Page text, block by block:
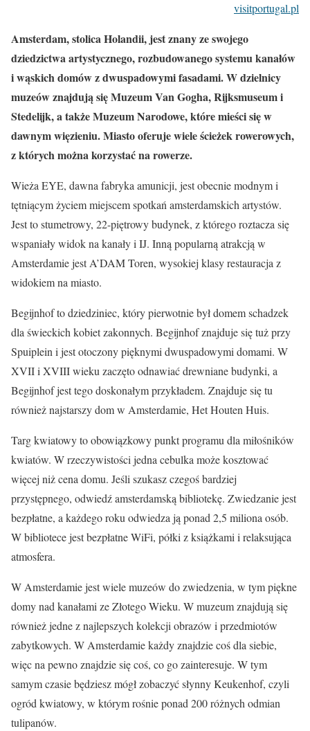
visitportugal.pl
Amsterdam, stolica Holandii, jest znany ze swojego
dziedzictwa artystycznego, rozbudowanego systemu kanałów
i wąskich domów z dwuspadowymi fasadami. W dzielnicy
muzeów znajdują się Muzeum Van Gogha, Rijksmuseum i
Stedelijk, a także Muzeum Narodowe, które mieści się w
dawnym więzieniu. Miasto oferuje wiele ścieżek rowerowych,
z których można korzystać na rowerze.
Wieża EYE, dawna fabryka amunicji, jest obecnie modnym i
tętniącym życiem miejscem spotkań amsterdamskich artystów.
Jest to stumetrowy, 22-piętrowy budynek, z którego roztacza się
wspaniały widok na kanały i IJ. Inną popularną atrakcją w
Amsterdamie jest A’DAM Toren, wysokiej klasy restauracja z
widokiem na miasto.
Begijnhof to dziedziniec, który pierwotnie był domem schadzek
dla świeckich kobiet zakonnych. Begijnhof znajduje się tuż przy
Spuiplein i jest otoczony pięknymi dwuspadowymi domami. W
XVII i XVIII wieku zaczęto odnawiać drewniane budynki, a
Begijnhof jest tego doskonałym przykładem. Znajduje się tu
również najstarszy dom w Amsterdamie, Het Houten Huis.
Targ kwiatowy to obowiązkowy punkt programu dla miłośników
kwiatów. W rzeczywistości jedna cebulka może kosztować
więcej niż cena domu. Jeśli szukasz czegoś bardziej
przystępnego, odwiedź amsterdamską bibliotekę. Zwiedzanie jest
bezpłatne, a każdego roku odwiedza ją ponad 2,5 miliona osób.
W bibliotece jest bezpłatne WiFi, półki z książkami i relaksująca
atmosfera.
W Amsterdamie jest wiele muzeów do zwiedzenia, w tym piękne
domy nad kanałami ze Złotego Wieku. W muzeum znajdują się
również jedne z najlepszych kolekcji obrazów i przedmiotów
zabytkowych. W Amsterdamie każdy znajdzie coś dla siebie,
więc na pewno znajdzie się coś, co go zainteresuje. W tym
samym czasie będziesz mógł zobaczyć słynny Keukenhof, czyli
ogród kwiatowy, w którym rośnie ponad 200 różnych odmian
tulipanów.